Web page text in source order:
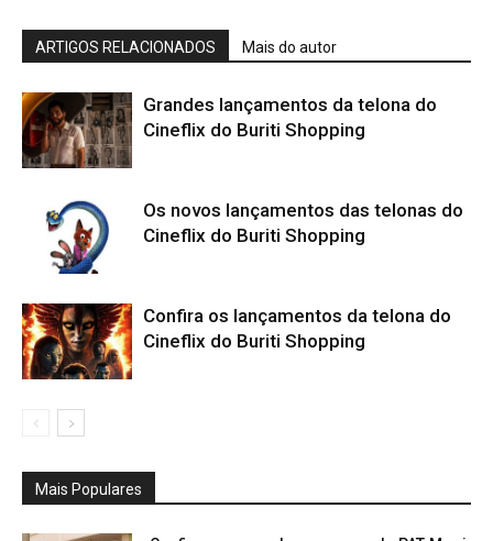
ARTIGOS RELACIONADOS Mais do autor
Grandes lançamentos da telona do
Cineflix do Buriti Shopping
Os novos lançamentos das telonas do
Cineflix do Buriti Shopping
Confira os lançamentos da telona do
Cineflix do Buriti Shopping
Mais Populares